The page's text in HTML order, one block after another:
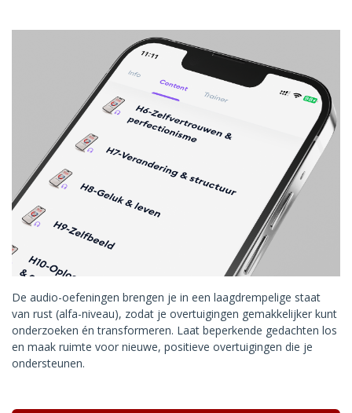
De audio-oefeningen brengen je in een laagdrempelige staat
van rust (alfa-niveau), zodat je overtuigingen gemakkelijker kunt
onderzoeken én transformeren. Laat beperkende gedachten los
en maak ruimte voor nieuwe, positieve overtuigingen die je
ondersteunen.